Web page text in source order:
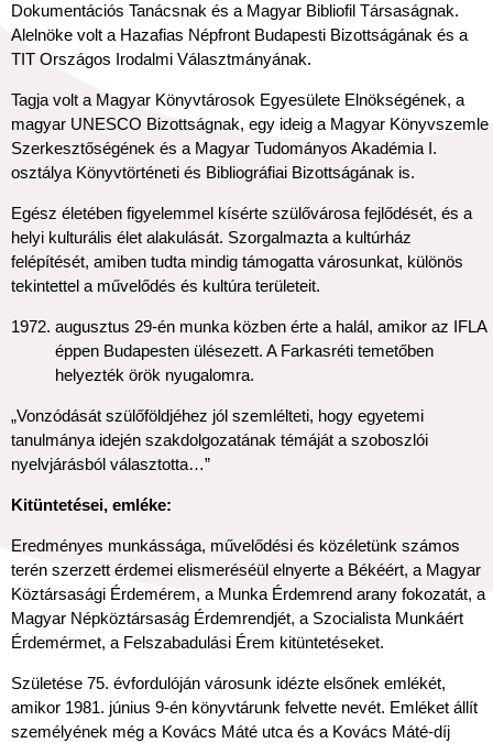
Dokumentációs Tanácsnak és a Magyar Bibliofil Társaságnak.
Alelnöke volt a Hazafias Népfront Budapesti Bizottságának és a
TIT Országos Irodalmi Választmányának.
Tagja volt a Magyar Könyvtárosok Egyesülete Elnökségének, a
magyar UNESCO Bizottságnak, egy ideig a Magyar Könyvszemle
Szerkesztőségének és a Magyar Tudományos Akadémia I.
osztálya Könyvtörténeti és Bibliográfiai Bizottságának is.
Egész életében figyelemmel kísérte szülővárosa fejlődését, és a
helyi kulturális élet alakulását. Szorgalmazta a kultúrház
felépítését, amiben tudta mindig támogatta városunkat, különös
tekintettel a művelődés és kultúra területeit.
augusztus 29-én munka közben érte a halál, amikor az IFLA
éppen Budapesten ülésezett. A Farkasréti temetőben
helyezték örök nyugalomra.
„Vonzódását szülőföldjéhez jól szemlélteti, hogy egyetemi
tanulmánya idején szakdolgozatának témáját a szoboszlói
nyelvjárásból választotta…”
Kitüntetései, emléke:
Eredményes munkássága, művelődési és közéletünk számos
terén szerzett érdemei elismeréséül elnyerte a Békéért, a Magyar
Köztársasági Érdemérem, a Munka Érdemrend arany fokozatát, a
Magyar Népköztársaság Érdemrendjét, a Szocialista Munkáért
Érdemérmet, a Felszabadulási Érem kitüntetéseket.
Születése 75. évfordulóján városunk idézte elsőnek emlékét,
amikor 1981. június 9-én könyvtárunk felvette nevét. Emléket állít
személyének még a Kovács Máté utca és a Kovács Máté-díj